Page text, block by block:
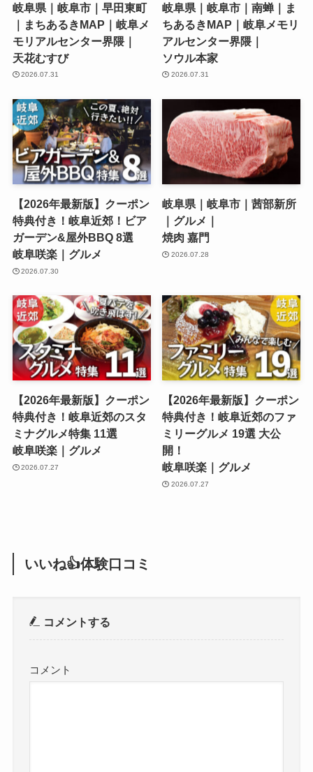
岐阜県｜岐阜市｜早田東町
｜まちあるきMAP｜岐阜メ
モリアルセンター界隈｜
天花むすび
2026.07.31
岐阜県｜岐阜市｜南蝉｜ま
ちあるきMAP｜岐阜メモリ
アルセンター界隈｜
ソウル本家
2026.07.31
【2026年最新版】クーポン
特典付き！岐阜近郊！ビア
ガーデン&屋外BBQ 8選
岐阜咲楽｜グルメ
2026.07.30
岐阜県｜岐阜市｜茜部新所
｜グルメ｜
焼肉 嘉門
2026.07.28
【2026年最新版】クーポン
特典付き！岐阜近郊のスタ
ミナグルメ特集 11選
岐阜咲楽｜グルメ
2026.07.27
【2026年最新版】クーポン
特典付き！岐阜近郊のファ
ミリーグルメ 19選 大公
開！
岐阜咲楽｜グルメ
2026.07.27
いいね👍体験口コミ
コメントする
コメント